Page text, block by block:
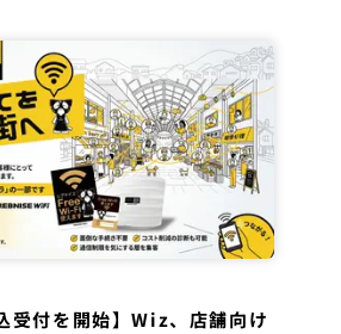
受付を開始】Wiz、店舗向け